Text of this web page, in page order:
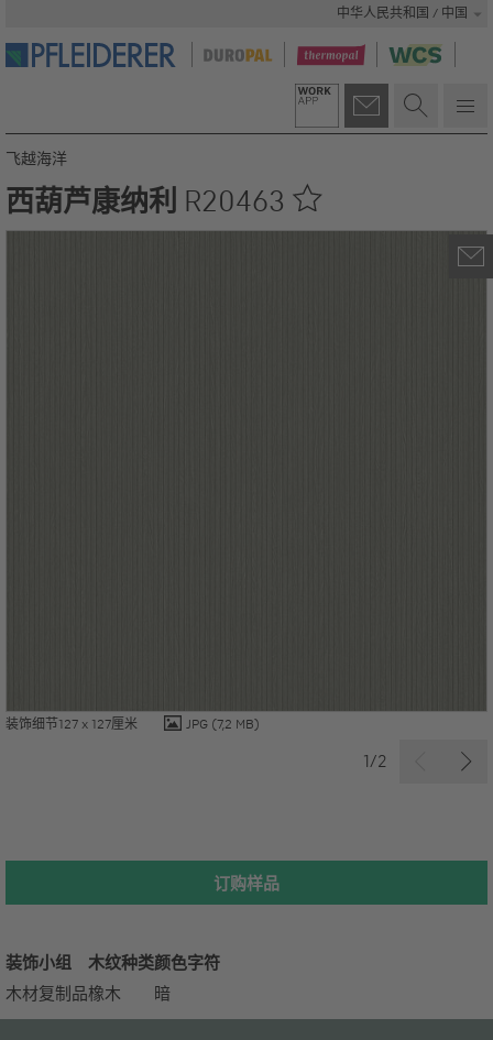
中华人民共和国 / 中国
装饰细节127 x 127厘米 JPG (7,2 MB)
1/2
飞越海洋
西葫芦康纳利 R20463
订购样品
装饰小组
木材复制品
木纹种类
橡木
颜色字符
暗